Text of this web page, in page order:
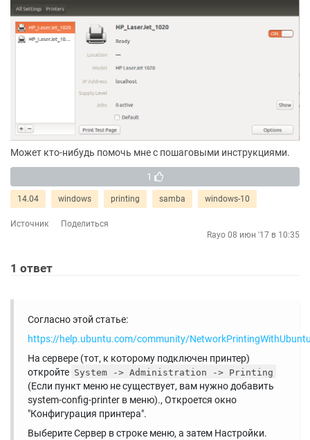
Может кто-нибудь помочь мне с пошаговыми инструкциями.
1
14.04 windows printing samba windows-10
Источник
Поделиться
Rayo 08 июн '17 в 10:35
1 ответ
Согласно этой статье:
https://help.ubuntu.com/community/
На сервере (тот, к которому подключен принтер)
откройте System -> Administration -> Printing
(Если пункт меню не существует, вам нужно добавить
system-config-printer в меню)., Откроется окно
"Конфигурация принтера".
Выберите Сервер в строке меню, а затем Настройки.